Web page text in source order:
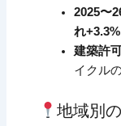
2025〜
れ
建築許
イクル
地域別